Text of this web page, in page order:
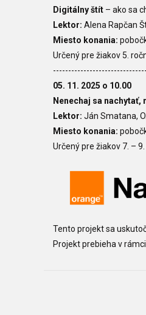
Digitálny štít – ako sa
Lektor: Alena Rapčan
Miesto konania:
Určený pre žiakov 5.
05. 11. 2025 o 10.00
Nenechaj sa
Lektor: Ján Smatana,
Miesto konania:
Určený pre žiakov 7. –
Tento projekt sa
Projekt prebieha v